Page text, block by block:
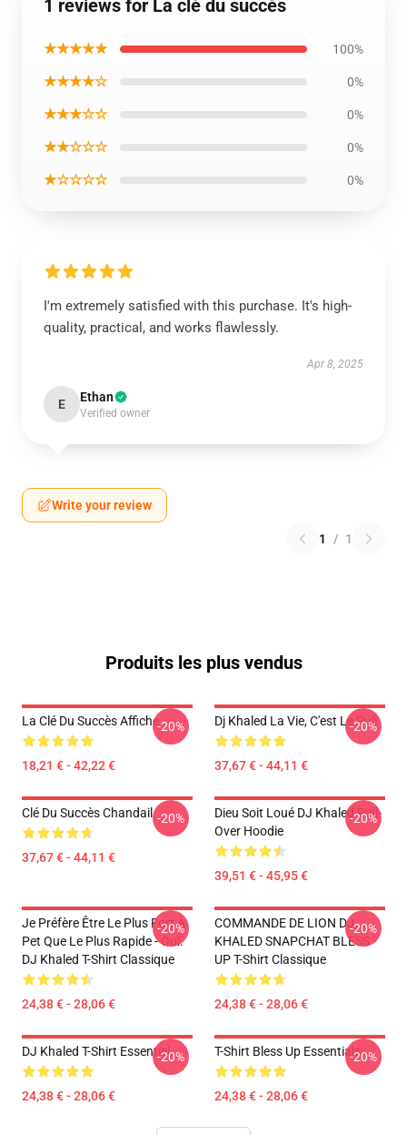
1 reviews for La clé du succès
★★★★★ 100%
★★★★☆ 0%
★★★☆☆ 0%
★★☆☆☆ 0%
★☆☆☆☆ 0%
I'm extremely satisfied with this purchase. It's high-
quality, practical, and works flawlessly.
Apr 8, 2025
E Ethan
Verified owner
Write your review
1 / 1
Produits les plus vendus
La Clé Du Succès Affiche
18,21 € - 42,22 €
-20% Dj Khaled La Vie, C'est Le Pull
37,67 € - 44,11 €
-20%
Clé Du Succès Chandail
37,67 € - 44,11 €
-20%
Dieu Soit Loué DJ Khaled Pull-
Over Hoodie
39,51 € - 45,95 €
-20%
Je Préfère Être Le Plus Fort À
Pet Que Le Plus Rapide - Oui.
DJ Khaled T-Shirt Classique
24,38 € - 28,06 €
-20%
COMMANDE DE LION DJ
KHALED SNAPCHAT BLESS
UP T-Shirt Classique
24,38 € - 28,06 €
-20%
DJ Khaled T-Shirt Essentiel
24,38 € - 28,06 €
-20% T-Shirt Bless Up Essentials
24,38 € - 28,06 €
-20%